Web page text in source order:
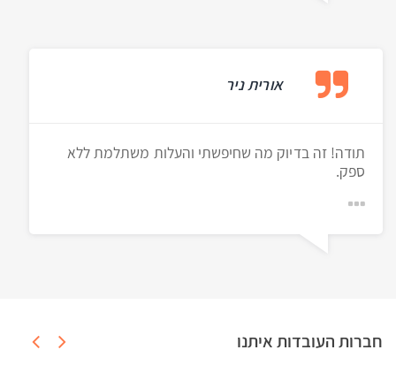
אורית ניר
תודה! זה בדיוק מה שחיפשתי והעלות משתלמת ללא
ספק.
חברות העובדות איתנו